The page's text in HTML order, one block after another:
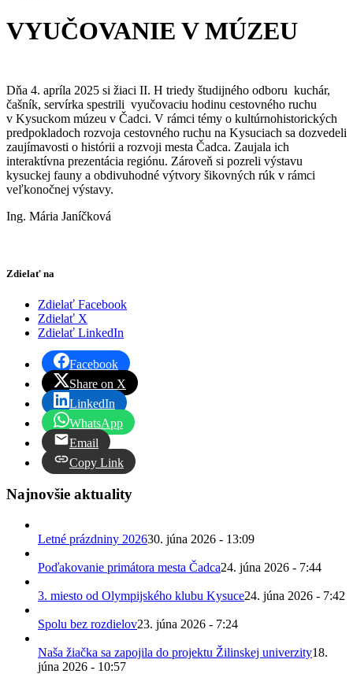
VYUČOVANIE V MÚZEU
Dňa 4. apríla 2025 si žiaci II. H triedy študijného odboru kuchár,
čašník, servírka spestrili vyučovaciu hodinu cestovného ruchu
v Kysuckom múzeu v Čadci. V rámci témy o kultúrnohistorických
predpokladoch rozvoja cestovného ruchu na Kysuciach sa dozvedeli
zaujímavosti o histórii a rozvoji mesta Čadca. Zaujala ich
interaktívna prezentácia regiónu. Zároveň si pozreli výstavu
kysuckej fauny a obdivuhodné výtvory šikovných rúk v rámci
veľkonočnej výstavy.
Ing. Mária Janíčková
Zdielať na
Zdielať Facebook
Zdielať X
Zdielať LinkedIn
Facebook
Share on X
LinkedIn
WhatsApp
Email
Copy Link
Najnovšie aktuality
Letné prázdniny 202630. júna 2026 - 13:09
Poďakovanie primátora mesta Čadca24. júna 2026 - 7:44
3. miesto od Olympijského klubu Kysuce24. júna 2026 - 7:42
Spolu bez rozdielov23. júna 2026 - 7:24
Naša žiačka sa zapojila do projektu Žilinskej univerzity18.
júna 2026 - 10:57